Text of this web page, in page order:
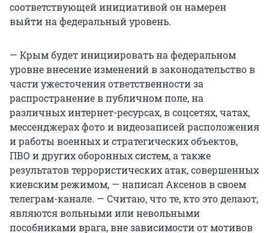
соответствующей инициативой он намерен
выйти на федеральный уровень.
— Крым будет инициировать на федеральном
уровне внесение изменений в законодательство в
части ужесточения ответственности за
распространение в публичном поле, на
различных интернет-ресурсах, в соцсетях, чатах,
мессенджерах фото и видеозаписей расположения
и работы военных и стратегических объектов,
ПВО и других оборонных систем, а также
результатов террористических атак, совершенных
киевским режимом, — написал Аксенов в своем
телеграм-канале. — Считаю, что те, кто это делают,
являются вольными или невольными
пособниками врага, вне зависимости от мотивов